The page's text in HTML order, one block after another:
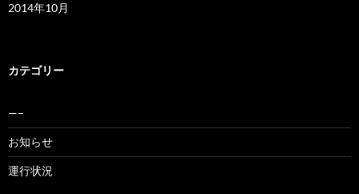
2014年10月
カテゴリー
—–
お知らせ
運行状況